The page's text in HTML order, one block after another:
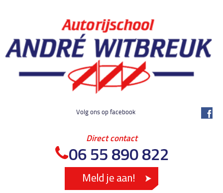
Volg ons op facebook
Direct contact
06 55 890 822